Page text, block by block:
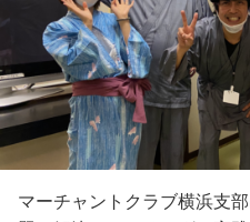
マーチャントクラブ横浜支